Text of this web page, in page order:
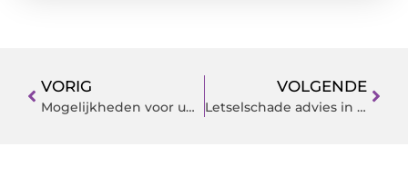
VORIG
Mogelijkheden voor unieke kerstpakketten
VOLGENDE
Letselschade advies in Leiden of omgeving